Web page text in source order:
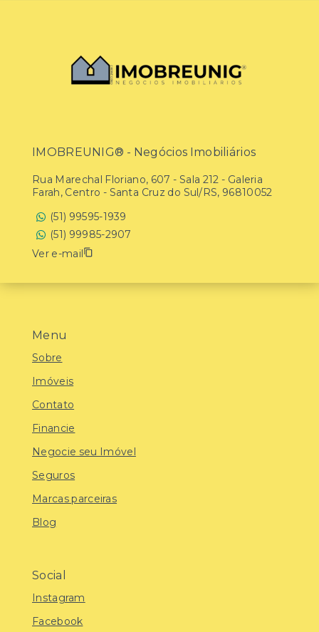
Menu
Sobre
Imóveis
Contato
Financie
Negocie seu Imóvel
Seguros
Marcas parceiras
Blog
Social
Instagram
Facebook
IMOBREUNIG® - Negócios Imobiliários
Rua Marechal Floriano, 607 - Sala 212 - Galeria
Farah, Centro - Santa Cruz do Sul/RS, 96810052
(51) 99595-1939
(51) 99985-2907
Ver e-mail